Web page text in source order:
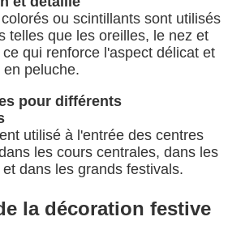
ou scintillants sont utilisés
telles que les oreilles, le nez et
qui renforce l'aspect délicat et
peluche.
pour différents
utilisé à l'entrée des centres
les cours centrales, dans les
dans les grands festivals.
la décoration festive